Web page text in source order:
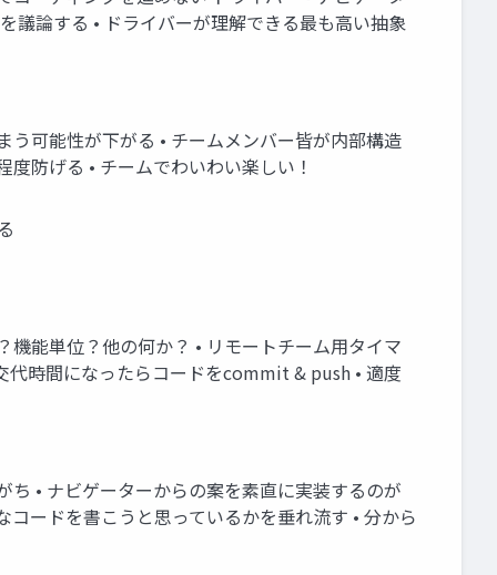
論する • ドライバーが理解できる最も高い抽象
う可能性が下がる • チームメンバー皆が内部構造
防げる • チームでわいわい楽しい！
能単位？他の何か？ • リモートチーム用タイマ
時間になったらコードをcommit & push • 適度
• ナビゲーターからの案を素直に実装するのが
ードを書こうと思っているかを垂れ流す • 分から